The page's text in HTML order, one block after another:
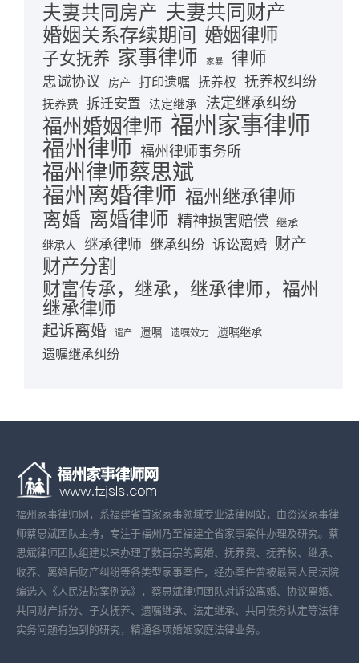
夫妻共同房产 夫妻共同财产
婚姻关系存续期间 婚姻律师
子女抚养 家事律师 家暴 律师
忠诚协议 房产 打印遗嘱 抚养权 抚养权纠纷
抚养费 拆迁安置 法定继承 法定继承纠纷
福州婚姻律师 福州家事律师
福州律师 福州律师事务所
福州律师蔡思斌
福州离婚律师 福州继承律师
离婚 离婚律师 精神损害赔偿 继承
继承人 继承律师 继承纠纷 诉讼离婚 财产
财产分割
财富传承，继承，继承律师，福州
继承律师
起诉离婚 遗产 遗嘱 遗嘱效力 遗嘱继承
遗嘱继承纠纷
福州家事律师网，系福建省首家家事领域专业法律网站，由资深家事律
师蔡思斌团队主持，专注于福州乃至福建全省家事案件办理及研究。蔡
思斌律师团队组建以来办理了数百宗的离婚、抚养费、抚养权、继承、
收养、离婚后财产纠纷等各类型家事案件，经办案件曾被最高人民法院
编选入《人民法院案例选》，蔡思斌律师团队对诉讼离婚、协议离婚、
共同财产拆分、子女抚养、遗嘱继承、法定继承、共同债务认定等法律
实务问题有独到的研究，精通各项婚姻家庭法律业务。